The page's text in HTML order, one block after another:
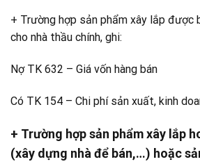
+ Trường hợp sản phẩm xây lắp được
cho nhà thầu chính, ghi:
Nợ TK 632 – Giá vốn hàng bán
Có TK 154 – Chi phí sản xuất, kinh
+ Trường hợp sản phẩm xây lắp
(xây dựng nhà để bán,…) hoặc